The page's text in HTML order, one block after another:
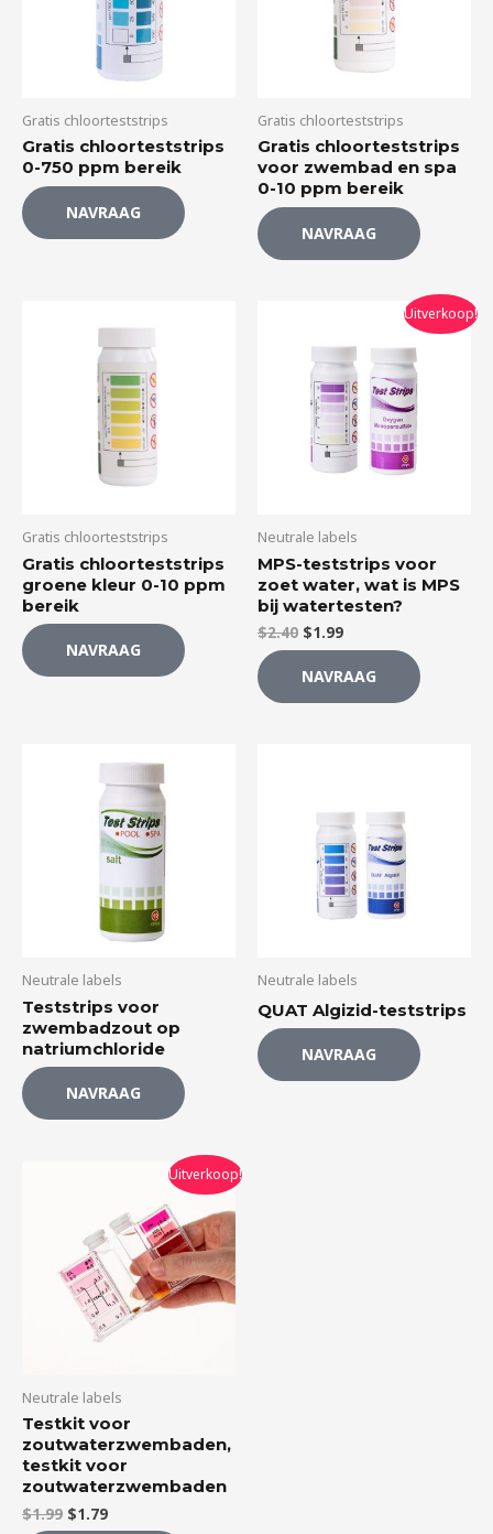
Gratis chloorteststrips
Gratis chloorteststrips
0-750 ppm bereik
NAVRAAG
Gratis chloorteststrips
Gratis chloorteststrips
voor zwembad en spa
0-10 ppm bereik
NAVRAAG
Gratis chloorteststrips
Gratis chloorteststrips
groene kleur 0-10 ppm
bereik
NAVRAAG
Uitverkoop!
Neutrale labels
MPS-teststrips voor
zoet water, wat is MPS
bij watertesten?
$2.40
Oorspronkelijke
was:
$2.40.
$1.99
is:
$1.99.
NAVRAAG
Neutrale labels
Teststrips voor
zwembadzout op
natriumchloride
NAVRAAG
Neutrale labels
QUAT Algizid-teststrips
NAVRAAG
Uitverkoop!
Neutrale labels
Testkit voor
zoutwaterzwembaden,
testkit voor
zoutwaterzwembaden
$1.99
Oorspronkelijke
$1.99.
$1.79
$1.79.